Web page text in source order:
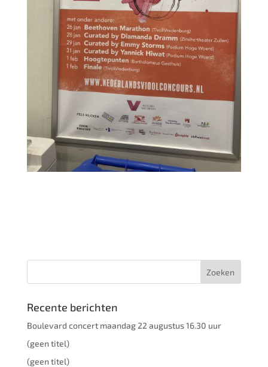
Recente berichten
Boulevard concert maandag 22 augustus 16.30 uur
(geen titel)
(geen titel)